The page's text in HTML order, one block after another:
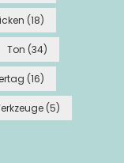
(18)
Ton (34)
(16)
(5)